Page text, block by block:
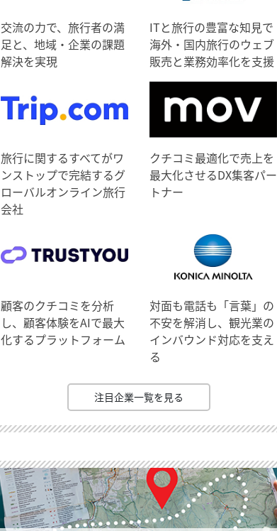
交流の力で、旅行者の満
足と、地域・企業の課題
解決を実現
ITと旅行の豊富な知見で
海外・国内旅行のウェブ
販売と業務効率化を支援
旅行に関するすべてがワ
ンストップで完結するグ
ローバルオンライン旅行
会社
クチコミ最適化で売上を
最大化させるDX集客パー
トナー
顧客のクチコミを分析
し、顧客体験をAIで最大
化するプラットフォーム
対面も電話も「言葉」の
不安を解消し、観光業の
インバウンド対応を支え
る
注目企業一覧を見る